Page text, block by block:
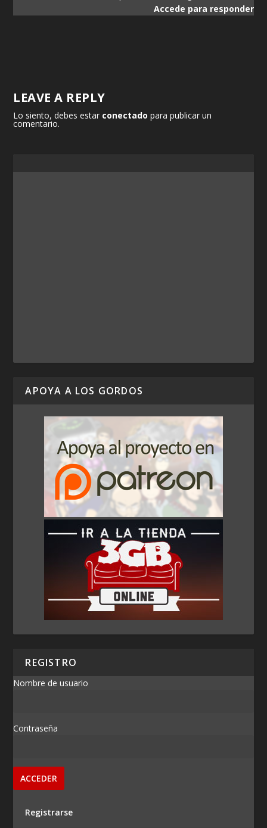
Accede para responder
LEAVE A REPLY
Lo siento, debes estar conectado para publicar un
comentario.
APOYA A LOS GORDOS
REGISTRO
Nombre de usuario
Contraseña
Registrarse